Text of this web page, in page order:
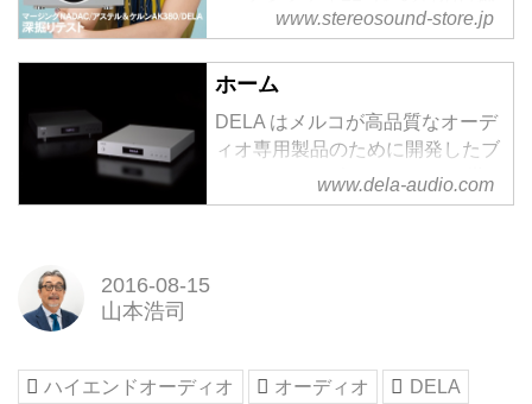
源収録DVD-ROM
号』で注目いただきたいのは、な
んと言っても特別付録スペシャル
ハイレゾサンプラーDVD 日本コ
www.stereosound-store.jp
ホーム
DELA はメルコが高品質なオーデ
ィオ専用製品のために開発したブ
ランドです。 本サイトでは、世
界各国で高く評価を受けているメ
www.dela-audio.com
2016-08-15
山本浩司
ハイエンドオーディオ オーディオ
DELA